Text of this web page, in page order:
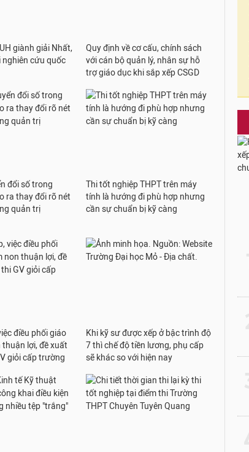
giành giải Nhất,
nghiên cứu quốc
Quy định về cơ cấu, chính sách
với cán bộ quản lý, nhân sự hỗ
trợ giáo dục khi sắp xếp CSGD
đổi số trong
ra thay đổi rõ nét
quản trị
Thi tốt nghiệp THPT trên máy
tính là hướng đi phù hợp nhưng
cần sự chuẩn bị kỹ càng
điều phối giáo
lợi, đề xuất
giỏi cấp trường
Khi kỹ sư được xếp ở bậc trình độ
7 thì chế độ tiền lương, phụ cấp
sẽ khác so với hiện nay